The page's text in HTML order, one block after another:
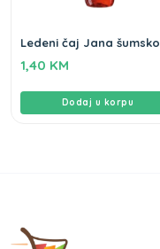
Ledeni čaj Jana šumsko
1,40 KM
Dodaj u korpu